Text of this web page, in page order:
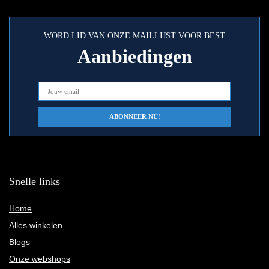
WORD LID VAN ONZE MAILLIJST VOOR BEST
Aanbiedingen
Snelle links
Home
Alles winkelen
Blogs
Onze webshops